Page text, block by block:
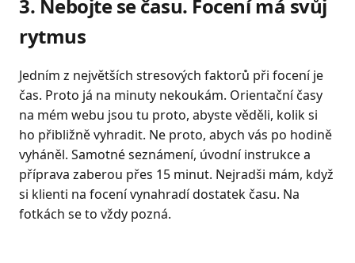
3. Nebojte se času. Focení má svůj
rytmus
Jedním z největších stresových faktorů při focení je
čas. Proto já na minuty nekoukám. Orientační časy
na mém webu jsou tu proto, abyste věděli, kolik si
ho přibližně vyhradit. Ne proto, abych vás po hodině
vyháněl. Samotné seznámení, úvodní instrukce a
příprava zaberou přes 15 minut. Nejradši mám, když
si klienti na focení vynahradí dostatek času. Na
fotkách se to vždy pozná.